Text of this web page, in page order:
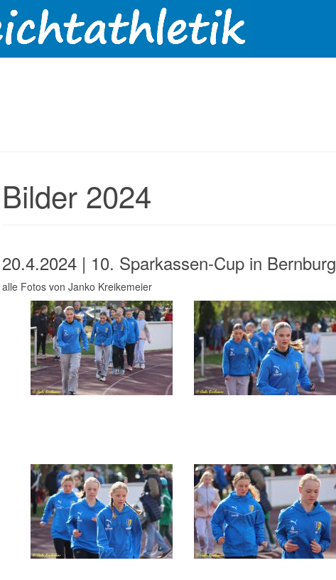
Bilder 2024
20.4.2024 | 10. Sparkassen-Cup in Bernburg
alle Fotos von Janko Kreikemeier